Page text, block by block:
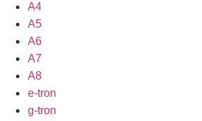
A4
A5
A6
A7
A8
e-tron
g-tron